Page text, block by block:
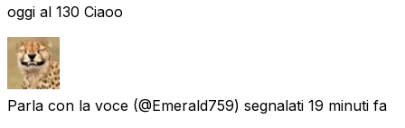
oggi al 130 Ciaoo
Parla con la voce (@Emerald759) segnalati 19 minuti fa